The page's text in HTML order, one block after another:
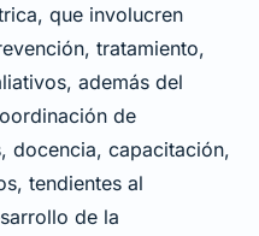
que involucren
tratamiento,
además del
de
docencia, capacitación,
tendientes al
de la